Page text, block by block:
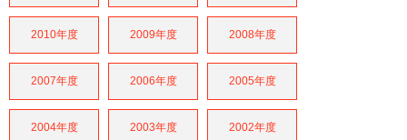
2010年度 2009年度 2008年度
2007年度 2006年度 2005年度
2004年度 2003年度 2002年度